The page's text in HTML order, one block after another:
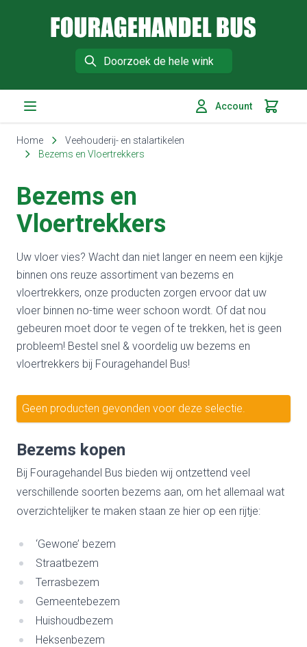
Search
Account
Home
Veehouderij- en stalartikelen
Bezems en Vloertrekkers
Bezems en
Vloertrekkers
Uw vloer vies? Wacht dan niet langer en neem een kijkje
binnen ons reuze assortiment van bezems en
vloertrekkers, onze producten zorgen ervoor dat uw
vloer binnen no-time weer schoon wordt. Of dat nou
gebeuren moet door te vegen of te trekken, het is geen
probleem! Bestel snel & voordelig uw bezems en
vloertrekkers bij Fouragehandel Bus!
Geen producten gevonden voor deze selectie.
Bezems kopen
Bij Fouragehandel Bus bieden wij ontzettend veel
verschillende soorten bezems aan, om het allemaal wat
overzichtelijker te maken staan ze hier op een rijtje:
‘Gewone’ bezem
Straatbezem
Terrasbezem
Gemeentebezem
Huishoudbezem
Heksenbezem